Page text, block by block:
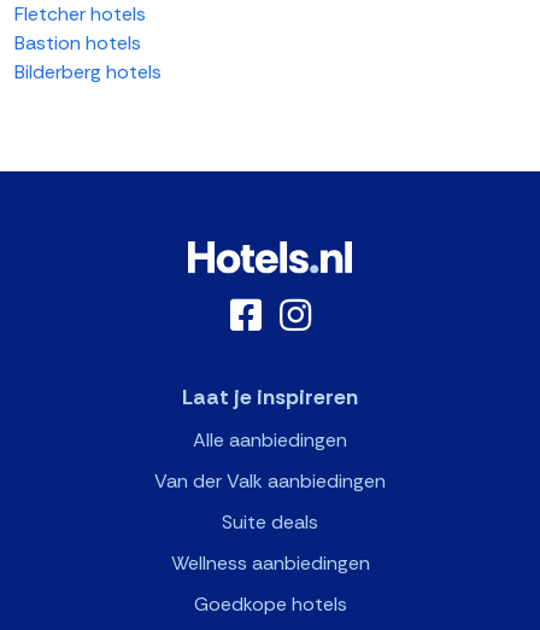
Fletcher hotels
Bastion hotels
Bilderberg hotels
Laat je inspireren
Alle aanbiedingen
Van der Valk aanbiedingen
Suite deals
Wellness aanbiedingen
Goedkope hotels